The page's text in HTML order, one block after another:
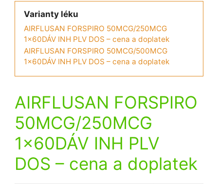
Varianty léku
AIRFLUSAN FORSPIRO 50MCG/250MCG
1x60DÁV INH PLV DOS – cena a doplatek
AIRFLUSAN FORSPIRO 50MCG/500MCG
1x60DÁV INH PLV DOS – cena a doplatek
AIRFLUSAN FORSPIRO
50MCG/250MCG
1x60DÁV INH PLV
DOS – cena a doplatek